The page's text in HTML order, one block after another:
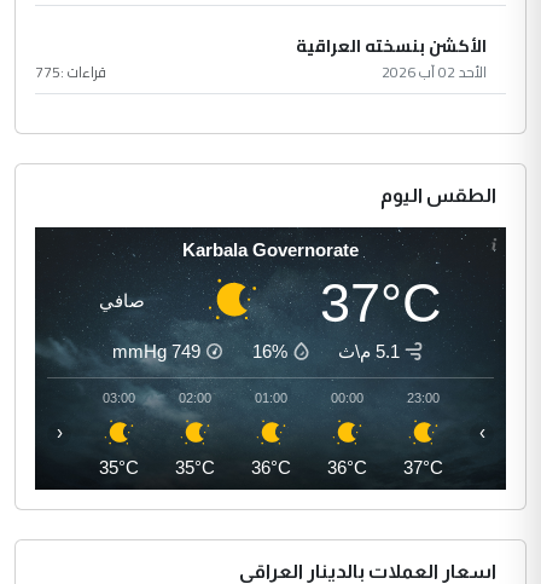
الأكشن بنسخته العراقية
الأحد 02 آب 2026 قراءات :775
الطقس اليوم
Karbala Governorate
37°C صافي
5.1 م\ث 16%
749
mmHg
23:00
37°C
00:00
36°C
01:00
36°C
02:00
35°C
03:00
35°C
‹ ›
اسعار العملات بالدينار العراقي